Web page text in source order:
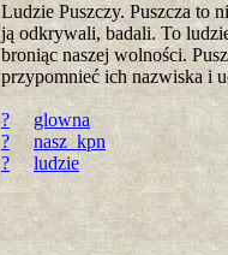
Ludzie Puszczy. Puszcza to
ją odkrywali, badali. To
broniąc naszej wolności.
przypomnieć ich nazwiska i
?
glowna
?
nasz_kpn
?
ludzie